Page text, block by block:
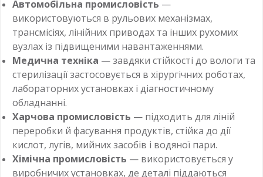
Автомобільна промисловість —
використовуються в рульових механізмах,
трансмісіях, лінійних приводах та інших рухомих
вузлах із підвищеними навантаженнями.
Медична техніка — завдяки стійкості до вологи та
стерилізації застосовується в хірургічних роботах,
лабораторних установках і діагностичному
обладнанні.
Харчова промисловість — підходить для ліній
переробки й фасування продуктів, стійка до дії
кислот, лугів, мийних засобів і водяної пари.
Хімічна промисловість — використовується у
виробничих установках, де деталі піддаються